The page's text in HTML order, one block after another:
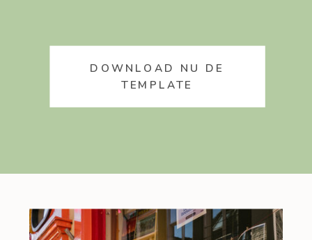
DOWNLOAD NU DE
TEMPLATE